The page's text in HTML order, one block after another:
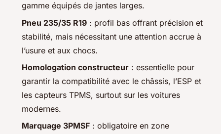
gamme équipés de jantes larges.
Pneu 235/35 R19 : profil bas offrant précision et
stabilité, mais nécessitant une attention accrue à
l’usure et aux chocs.
Homologation constructeur : essentielle pour
garantir la compatibilité avec le châssis, l’ESP et
les capteurs TPMS, surtout sur les voitures
modernes.
Marquage 3PMSF : obligatoire en zone